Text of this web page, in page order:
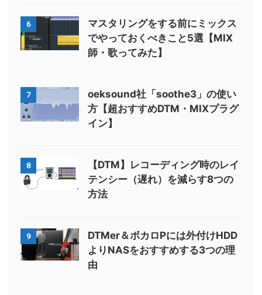
6
マスタリングをする前にミックス
でやっておくべきこと5選【MIX
師・歌ってみた】
7
oeksound社「soothe3」の使い
方【超おすすめDTM・MIXプラグ
イン】
8
【DTM】レコーディング時のレイ
テンシー（遅れ）を減らす8つの
方法
9
DTMer＆ボカロPには外付けHDD
よりNASをおすすめする3つの理
由